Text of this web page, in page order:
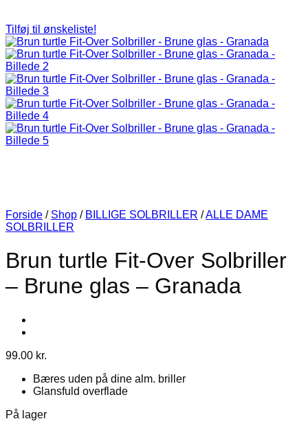
Tilføj til ønskeliste!
Forside / Shop / BILLIGE SOLBRILLER /ALLE DAME
SOLBRILLER
Brun turtle Fit-Over Solbriller
– Brune glas – Granada
99.00 kr.
Bæres uden på dine alm. briller
Glansfuld overflade
På lager